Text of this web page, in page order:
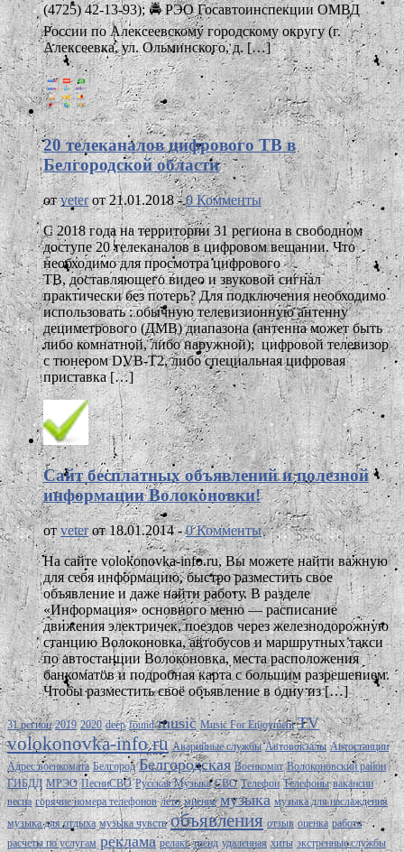
(4725) 42-13-93); 🚔 РЭО Госавтоинспекции ОМВД
России по Алексеевскому городскому округу (г.
Алексеевка, ул. Ольминского, д. […]
20 телеканалов цифрового ТВ в
Белгородской области
отveterот 21.01.2018 -0 Комменты
С 2018 года на территории 31 региона в свободном
доступе 20 телеканалов в цифровом вещании. Что
необходимо для просмотра цифрового
ТВ, доставляющего видео и звуковой сигнал
практически без потерь? Для подключения необходимо
использовать : обычную телевизионную антенну
дециметрового (ДМВ) диапазона (антенна может быть
либо комнатной, либо наружной); цифровой телевизор
с тюнером DVB-T2, либо специальная цифровая
приставка […]
Сайт бесплатных объявлений и полезной
информации Волоконовки!
отveterот 18.01.2014 -0 Комменты
На сайте volokonovka-info.ru, Вы можете найти важную
для себя информацию, быстро разместить свое
объявление и даже найти работу. В разделе
«Информация» основного меню — расписание
движения электричек, поездов через железнодорожную
станцию Волоконовка, автобусов и маршрутных такси
по автостанции Волоконовка, места расположения
банкоматов и подробная карта с большим разрешением.
Чтобы разместить своё объявление в одну из […]
31 регион 2019 2020 deep found music Music For Enjoyment TV
volokonovka-info.ru Аварийные службы Автовокзалы Автостанции
Адрес военкомата Белгород Белгородская Военкомат Волоконовский район
ГИБДД МРЭО ПесниСВО Русская Музыка СВО Телефон Телефоны вакансии
весна горячие номера телефонов лето мнение музыка музыка для наслаждения
музыка для отдыха музыка чувств объявления отзыв оценка работа
расчеты по услугам реклама релакс тренд удаленная хиты экстренные службы